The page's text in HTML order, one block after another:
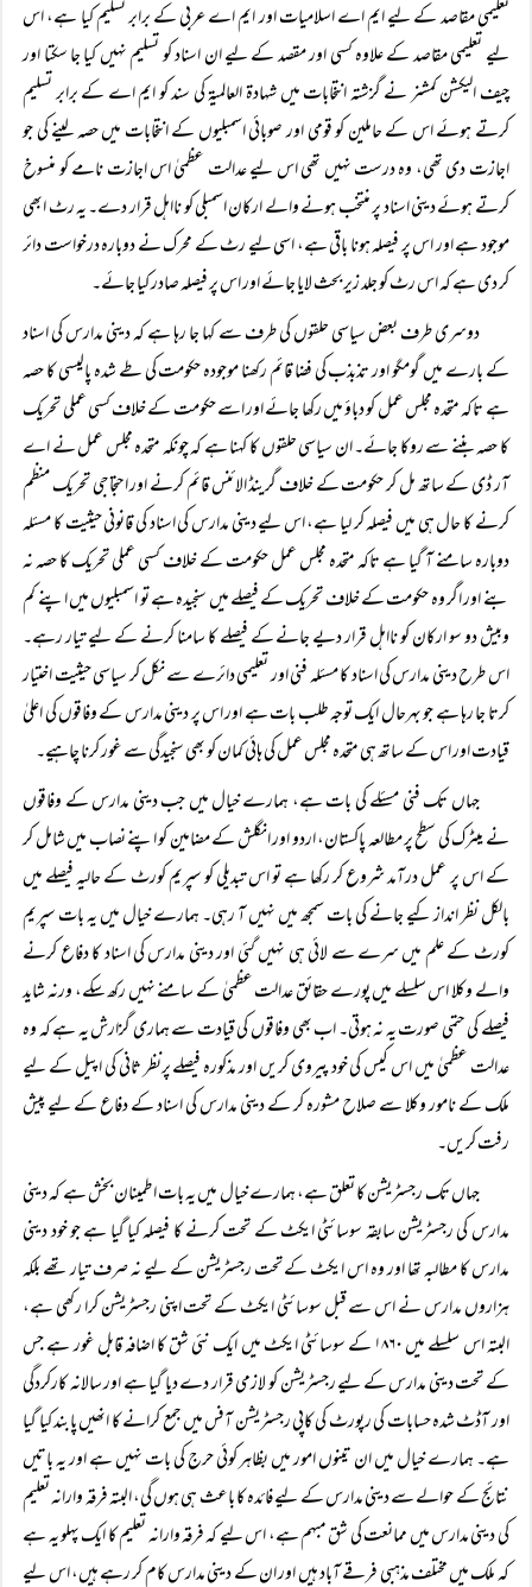
تعلیمی مقاصد کے لیے ایم اے اسلامیات اور ایم اے عربی کے برابر تسلیم کیا ہے، اس
لیے تعلیمی مقاصد کے علاوہ کسی اور مقصد کے لیے ان اسناد کو تسلیم نہیں کیا جا سکتا اور
چیف الیکشن کمشنر نے گزشتہ انتخابات میں شہادۃ العالمیۃ کی سند کو ایم اے کے برابر تسلیم
کرتے ہوئے اس کے حاملین کو قومی اور صوبائی اسمبلیوں کے انتخابات میں حصہ لینے کی جو
اجازت دی تھی، وہ درست نہیں تھی اس لیے عدالت عظمیٰ اس اجازت نامے کو منسوخ
کرتے ہوئے دینی اسناد پر منتخب ہونے والے ارکان اسمبلی کو نااہل قرار دے۔ یہ رٹ ابھی
موجود ہے اور اس پر فیصلہ ہونا باقی ہے، اسی لیے رٹ کے محرک نے دوبارہ درخواست دائر
کر دی ہے کہ اس رٹ کو جلد زیر بحث لایا جائے اور اس پر فیصلہ صادر کیا جائے۔
دوسری طرف بعض سیاسی حلقوں کی طرف سے کہا جا رہا ہے کہ دینی مدارس کی اسناد
کے بارے میں گومگو اور تذبذب کی فضا قائم رکھنا موجودہ حکومت کی طے شدہ پالیسی کا حصہ
ہے تاکہ متحدہ مجلس عمل کو دباؤ میں رکھا جائے اور اسے حکومت کے خلاف کسی عملی تحریک
کا حصہ بننے سے روکا جائے۔ ان سیاسی حلقوں کا کہنا ہے کہ چونکہ متحدہ مجلس عمل نے اے
آر ڈی کے ساتھ مل کر حکومت کے خلاف گرینڈ الائنس قائم کرنے اور احتجاجی تحریک منظم
کرنے کا حال ہی میں فیصلہ کر لیا ہے، اس لیے دینی مدارس کی اسناد کی قانونی حیثیت کا مسئلہ
دوبارہ سامنے آ گیا ہے تاکہ متحدہ مجلس عمل حکومت کے خلاف کسی عملی تحریک کا حصہ نہ
بنے اور اگر وہ حکومت کے خلاف تحریک کے فیصلے میں سنجیدہ ہے تو اسمبلیوں میں اپنے کم
وبیش دو سو ارکان کو نااہل قرار دیے جانے کے فیصلے کا سامنا کرنے کے لیے تیار رہے۔
اس طرح دینی مدارس کی اسناد کا مسئلہ فنی اور تعلیمی دائرے سے نکل کر سیاسی حیثیت اختیار
کرتا جا رہا ہے جو بہرحال ایک توجہ طلب بات ہے اور اس پر دینی مدارس کے وفاقوں کی اعلیٰ
قیادت اور اس کے ساتھ ہی متحدہ مجلس عمل کی ہائی کمان کو بھی سنجیدگی سے غور کرنا چاہیے۔
جہاں تک فنی مسئلے کی بات ہے، ہمارے خیال میں جب دینی مدارس کے وفاقوں
نے میٹرک کی سطح پر مطالعہ پاکستان، اردو اور انگلش کے مضامین کو اپنے نصاب میں شامل کر
کے اس پر عمل درآمد شروع کر رکھا ہے تو اس تبدیلی کو سپریم کورٹ کے حالیہ فیصلے میں
بالکل نظر انداز کیے جانے کی بات سمجھ میں نہیں آ رہی۔ ہمارے خیال میں یہ بات سپریم
کورٹ کے علم میں سرے سے لائی ہی نہیں گئی اور دینی مدارس کی اسناد کا دفاع کرنے
والے وکلا اس سلسلے میں پورے حقائق عدالت عظمیٰ کے سامنے نہیں رکھ سکے، ورنہ شاید
فیصلے کی حتمی صورت یہ نہ ہوتی۔ اب بھی وفاقوں کی قیادت سے ہماری گزارش یہ ہے کہ وہ
عدالت عظمیٰ میں اس کیس کی خود پیروی کریں اور مذکورہ فیصلے پرنظر ثانی کی اپیل کے لیے
ملک کے نامور وکلا سے صلاح مشورہ کر کے دینی مدارس کی اسناد کے دفاع کے لیے پیش
رفت کریں۔
جہاں تک رجسٹریشن کا تعلق ہے، ہمارے خیال میں یہ بات اطمینان بخش ہے کہ دینی
مدارس کی رجسٹریشن سابقہ سوسائٹی ایکٹ کے تحت کرنے کا فیصلہ کیا گیا ہے جو خود دینی
مدارس کا مطالبہ تھا اور وہ اس ایکٹ کے تحت رجسٹریشن کے لیے نہ صرف تیار تھے بلکہ
ہزاروں مدارس نے اس سے قبل سوسائٹی ایکٹ کے تحت اپنی رجسٹریشن کرا رکھی ہے،
البتہ اس سلسلے میں ۱۸۶۰ کے سوسائٹی ایکٹ میں ایک نئی شق کا اضافہ قابل غور ہے جس
کے تحت دینی مدارس کے لیے رجسٹریشن کو لازمی قرار دے دیا گیا ہے اور سالانہ کارکردگی
اور آڈٹ شدہ حسابات کی رپورٹ کی کاپی رجسٹریشن آفس میں جمع کرانے کا انھیں پابند کیا گیا
ہے۔ ہمارے خیال میں ان تینوں امور میں بظاہر کوئی حرج کی بات نہیں ہے اور یہ باتیں
نتائج کے حوالے سے دینی مدارس کے لیے فائدہ کا باعث ہی ہوں گی، البتہ فرقہ وارانہ تعلیم
کی دینی مدارس میں ممانعت کی شق مبہم ہے، اس لیے کہ فرقہ وارانہ تعلیم کا ایک پہلو یہ ہے
کہ ملک میں مختلف مذہبی فرقے آباد ہیں اور ان کے دینی مدارس کام کر رہے ہیں، اس لیے